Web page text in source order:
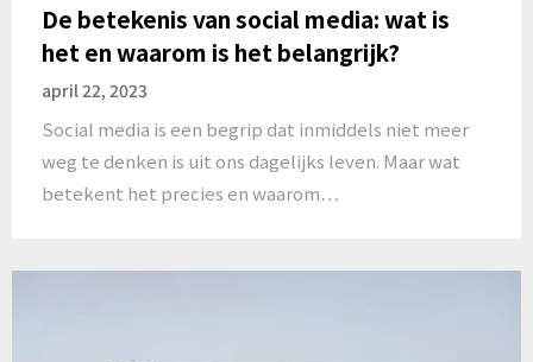
De betekenis van social media: wat is
het en waarom is het belangrijk?
april 22, 2023
Social media is een begrip dat inmiddels niet meer
weg te denken is uit ons dagelijks leven. Maar wat
betekent het precies en waarom…